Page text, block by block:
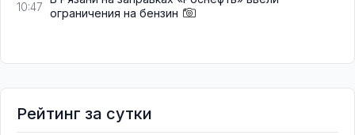
10:47
ограничения на бензин
Рейтинг за сутки